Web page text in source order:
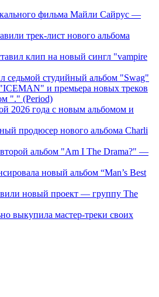
фильма Майли Сайрус —
трек-лист нового альбома
клип на новый сингл "vampire
седьмой студийный альбом "Swag"
и премьера новых треков
"." (Period)
2026 года с новым альбомом и
продюсер нового альбома Charli
альбом "Am I The Drama?" —
новый альбом “Man’s Best
новый проект — группу The
выкупила мастер-треки своих